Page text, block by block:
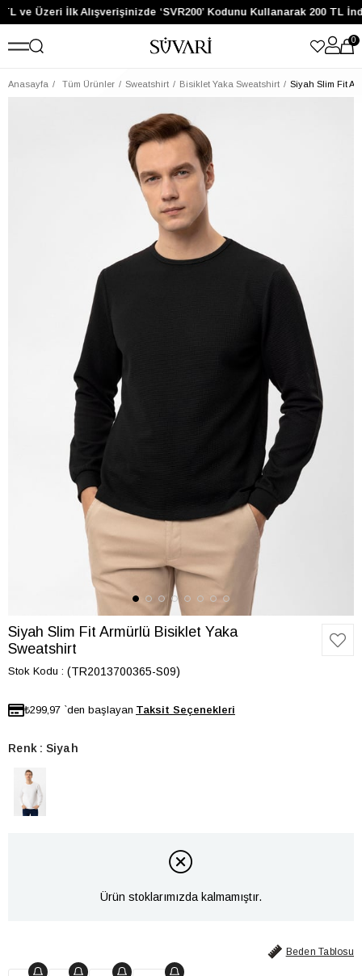
ve Üzeri İlk Alışverişinizde ‘SVR200’ Kodunu Kullanarak 200 TL
0
Anasayfa Tüm Ürünler Sweatshirt Bisiklet Yaka Sweatshirt Siyah Slim Fit
Siyah Slim Fit Armürlü Bisiklet Yaka
Sweatshirt
Stok Kodu (TR2013700365-S09)
₺299,97 `den başlayan
Renk Siyah
Ürün stoklarımızda kalmamıştır.
Beden Tablosu